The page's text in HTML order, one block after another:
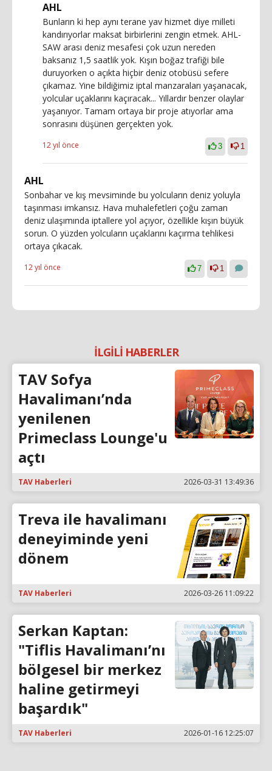
AHL
Bunların ki hep aynı terane yav hizmet diye milleti
kandırıyorlar maksat birbirlerini zengin etmek. AHL-
SAW arası deniz mesafesi çok uzun nereden
baksanız 1,5 saatlik yok. Kışın boğaz trafiği bile
duruyorken o açıkta hiçbir deniz otobüsü sefere
çıkamaz. Yine bildiğimiz iptal manzaraları yaşanacak,
yolcular uçaklarını kaçıracak... Yıllardır benzer olaylar
yaşanıyor. Tamam ortaya bir proje atıyorlar ama
sonrasını düşünen gerçekten yok.
12 yıl önce 3 1
AHL
Sonbahar ve kış mevsiminde bu yolcuların deniz yoluyla
taşınması imkansız. Hava muhalefetleri çoğu zaman
deniz ulaşımında iptallere yol açıyor, özellikle kışın büyük
sorun. O yüzden yolcuların uçaklarını kaçırma tehlikesi
ortaya çıkacak.
12 yıl önce 7 1
İLGİLİ HABERLER
TAV Sofya
Havalimanı’nda
yenilenen
Primeclass Lounge'u
açtı
TAV Haberleri 2026-03-31 13:49:36
Treva ile havalimanı
deneyiminde yeni
dönem
TAV Haberleri 2026-03-26 11:09:22
Serkan Kaptan:
"Tiflis Havalimanı’nı
bölgesel bir merkez
haline getirmeyi
başardık"
TAV Haberleri 2026-01-16 12:25:07